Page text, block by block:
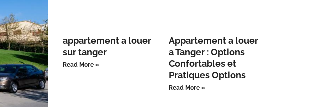
appartement a louer
sur tanger
Read More »
Appartement a louer
a Tanger : Options
Confortables et
Pratiques Options
Read More »